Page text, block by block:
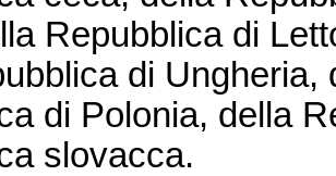
Repubblica di
di
di Polonia, della
slovacca.